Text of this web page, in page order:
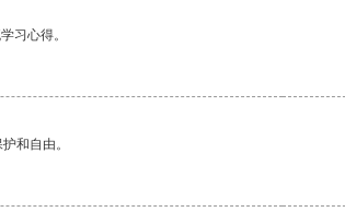
习心得。
和自由。